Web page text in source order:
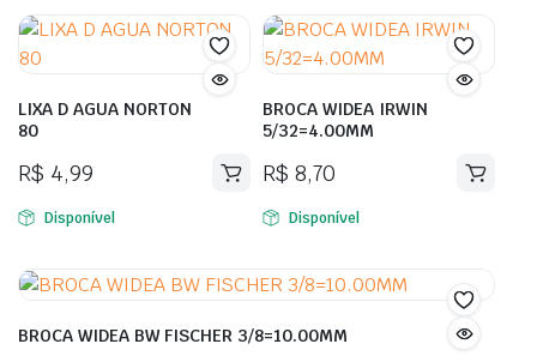
LIXA D AGUA NORTON
80
R$ 4,99
Disponível
BROCA WIDEA IRWIN
5/32=4.00MM
R$ 8,70
Disponível
BROCA WIDEA BW FISCHER 3/8=10.00MM